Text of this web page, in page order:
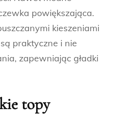
powiększająca.
kieszeniami
praktyczne i nie
zapewniając gładki
topy